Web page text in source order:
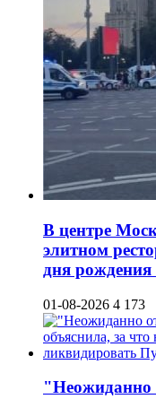
В центре
элитном
дня рождения
01-08-2026 4 173
"Неожиданно